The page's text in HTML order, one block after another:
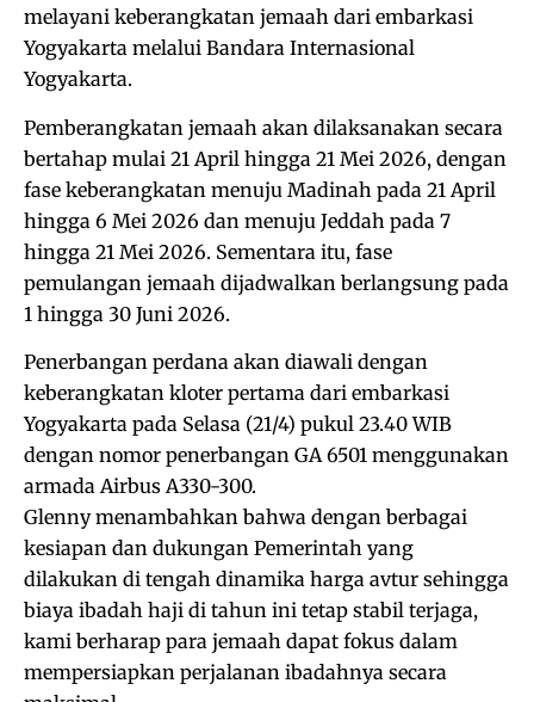
melayani keberangkatan jemaah dari embarkasi
Yogyakarta melalui Bandara Internasional
Yogyakarta.
Pemberangkatan jemaah akan dilaksanakan secara
bertahap mulai 21 April hingga 21 Mei 2026, dengan
fase keberangkatan menuju Madinah pada 21 April
hingga 6 Mei 2026 dan menuju Jeddah pada 7
hingga 21 Mei 2026. Sementara itu, fase
pemulangan jemaah dijadwalkan berlangsung pada
1 hingga 30 Juni 2026.
Penerbangan perdana akan diawali dengan
keberangkatan kloter pertama dari embarkasi
Yogyakarta pada Selasa (21/4) pukul 23.40 WIB
dengan nomor penerbangan GA 6501 menggunakan
armada Airbus A330-300.
Glenny menambahkan bahwa dengan berbagai
kesiapan dan dukungan Pemerintah yang
dilakukan di tengah dinamika harga avtur sehingga
biaya ibadah haji di tahun ini tetap stabil terjaga,
kami berharap para jemaah dapat fokus dalam
mempersiapkan perjalanan ibadahnya secara